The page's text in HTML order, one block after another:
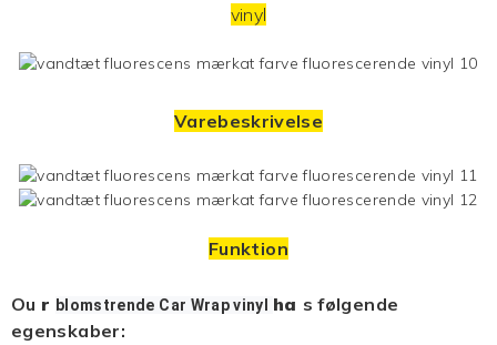
vinyl
Varebeskrivelse
Funktion
Ou r blomstrende Car Wrapvinyl ha s følgende
egenskaber: